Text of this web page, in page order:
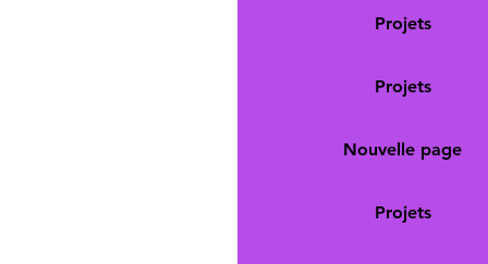
Projets
Projets
Nouvelle page
Projets